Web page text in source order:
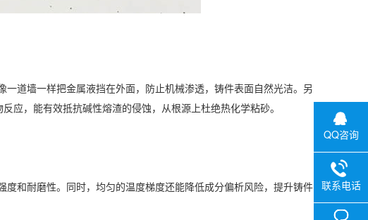
道墙一样把金属液挡在外面，防止机械渗透，铸件表面自然光洁。另
应，能有效抵抗碱性熔渣的侵蚀，从根源上杜绝热化学粘砂。
和耐磨性。同时，均匀的温度梯度还能降低成分偏析风险，提升铸件
QQ咨询
联系电话